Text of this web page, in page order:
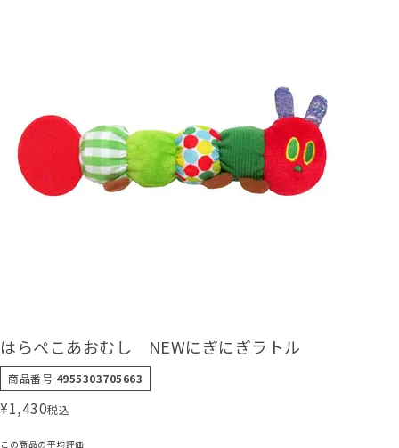
はらぺこあおむし NEWにぎにぎラトル
商品番号 4955303705663
¥1,430税込